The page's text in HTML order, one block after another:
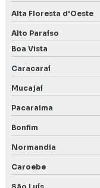
Alta Floresta d'Oeste
Alto Paraíso
Boa Vista
Caracaraí
Mucajaí
Pacaraima
Bonfim
Normandia
Caroebe